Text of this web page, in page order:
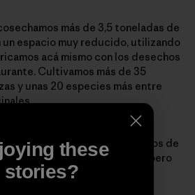
más de 3,5 toneladas de
espacio muy reducido, utilizando
acá mismo con los desechos
Cultivamos más de 35
y unas 20 especies más entre
pasado por el huerto voluntarios de
Es un movimiento pequeño pero
these
stories?